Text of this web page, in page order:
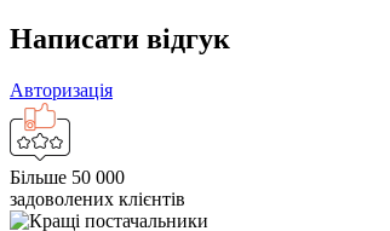
Написати відгук
Авторизація
Більше 50 000
задоволених клієнтів